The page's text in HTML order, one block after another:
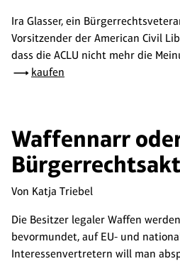
Ira Glasser, ein
Vorsitzender der American Civil
dass die ACLU nicht mehr die
kaufen
Waffennarr
Von Katja Triebel
Die Besitzer legaler Waffen
bevormundet, auf EU- und
Interessenvertretern will man